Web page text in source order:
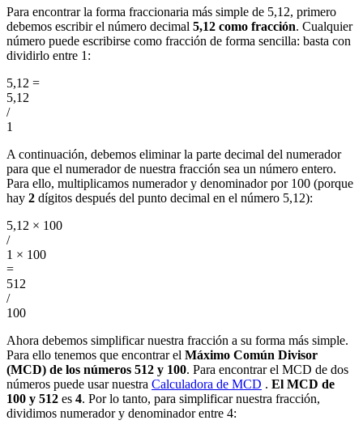
Para encontrar la forma fraccionaria más simple de 5,12, primero
debemos escribir el número decimal 5,12 como fracción. Cualquier
número puede escribirse como fracción de forma sencilla: basta con
dividirlo entre 1:
5,12 =
5,12
/
1
A continuación, debemos eliminar la parte decimal del numerador
para que el numerador de nuestra fracción sea un número entero.
Para ello, multiplicamos numerador y denominador por 100 (porque
hay 2 dígitos después del punto decimal en el número 5,12):
5,12 × 100
/
1 × 100
=
512
/
100
Ahora debemos simplificar nuestra fracción a su forma más simple.
Para ello tenemos que encontrar el Máximo Común Divisor
(MCD) de los números 512 y 100. Para encontrar el MCD de dos
números puede usar nuestra Calculadora de MCD . El MCD de
100 y 512 es 4. Por lo tanto, para simplificar nuestra fracción,
dividimos numerador y denominador entre 4: